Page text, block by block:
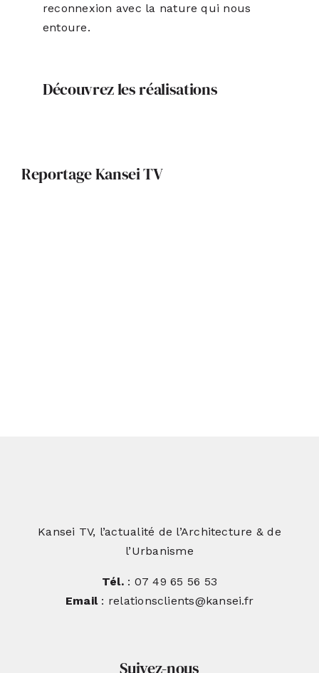
reconnexion avec la nature qui nous
entoure.
Découvrez les réalisations
Reportage Kansei TV
Kansei TV, l’actualité de l’Architecture & de
l’Urbanisme
Tél.: 07 49 65 56 53
Email: relationsclients@kansei.fr
Suivez-nous